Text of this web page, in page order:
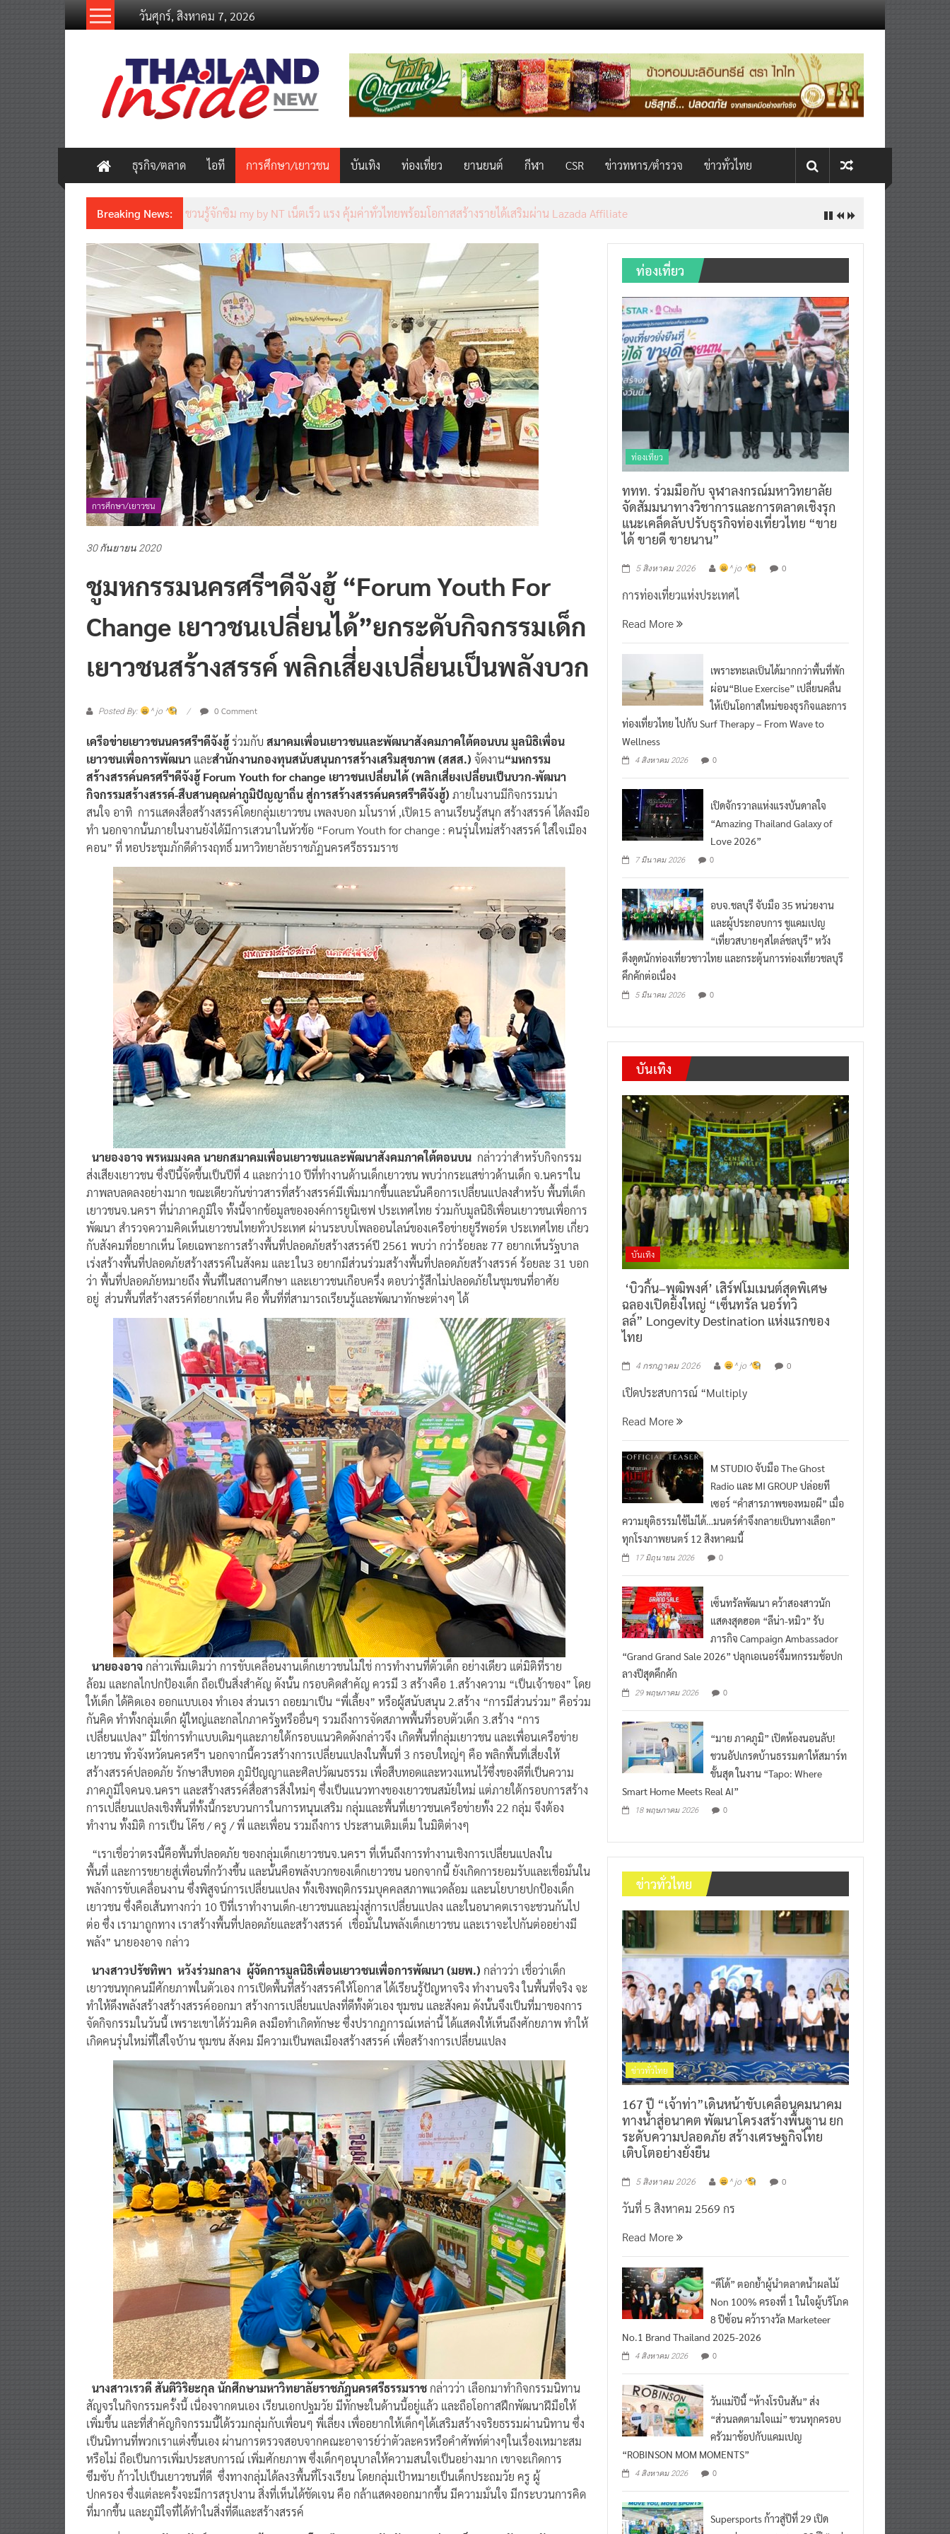
วันศุกร์, สิงหาคม 7, 2026
thailandinsidenew.com
Thailand
Inside
New
ธุรกิจ/ตลาด ไอที การศึกษา/เยาวชน บันเทิง ท่องเที่ยว ยานยนต์ กีฬา CSR ข่าวทหาร/ตำรวจ ข่าวทั่วไทย
Breaking News:
Thailand LAB INTERNATIONAL 2026 ผนึก Bio+HealthTech INTERNATIONAL และ FutureCHEM INTERNATIONAL เปิดเวที AI ขับ
การศึกษา/เยาวชน
ชูมหกรรมนครศรีฯดีจังฮู้ “Forum Youth For
Change เยาวชนเปลี่ยนได้”ยกระดับกิจกรรมเด็ก
เยาวชนสร้างสรรค์ พลิกเสี่ยงเปลี่ยนเป็นพลังบวก
เครือข่ายเยาวชนนครศรีฯดีจังฮู้ร่วมกับ
สมาคมเพื่อนเยาวชนและพัฒนาสังคมภาคใต้ตอนบน มูลนิธิเพื่อน
เยาวชนเพื่อการพัฒนา และ สำนักงานกองทุนสนับสนุนการสร้างเสริมสุขภาพ (สสส.)จัดงาน “มหกรรม
สร้างสรรค์นครศรีฯดีจังฮู้ Forum Youth for change เยาวชนเปลี่ยนได้ (พลิกเสี่ยงเปลี่ยนเป็นบวก-พัฒนา
กิจกรรมสร้างสรรค์-สืบสานคุณค่าภูมิปัญญาถิ่น สู่การสร้างสรรค์นครศรีฯดีจังฮู้)
ภายในงานมีกิจกรรมน่า
สนใจ อาทิ การแสดงสื่อสร้างสรรค์โดยกลุ่มเยาวชน เพลงบอก มโนราห์ ,เปิด15 ลานเรียนรู้สนุก สร้างสรรค์ ได้ลงมือ
ทำ นอกจากนั้นภายในงานยังได้มีการเสวนาในหัวข้อ “Forum Youth for change : คนรุ่นใหม่สร้างสรรค์ ใส่ใจเมือง
คอน” ที่ หอประชุมภักดีดำรงฤทธิ์ มหาวิทยาลัยราชภัฏนครศรีธรรมราช
นายองอาจ พรหมมงคล นายกสมาคมเพื่อนเยาวชนและพัฒนาสังคมภาคใต้ตอนบน
กล่าวว่าสำหรับกิจกรรม
ส่งเสียงเยาวชน ซึ่งปีนี้จัดขึ้นเป็นปีที่ 4 และกว่า10 ปีที่ทำงานด้านเด็กเยาวชน พบว่ากระแสข่าวด้านเด็ก จ.นครฯใน
ภาพลบลดลงอย่างมาก ขณะเดียวกันข่าวสารที่สร้างสรรค์มีเพิ่มมากขึ้นและนั่นคือการเปลี่ยนแปลงสำหรับ พื้นที่เด็ก
เยาวชนจ.นครฯ ที่น่าภาคภูมิใจ ทั้งนี้จากข้อมูลขององค์การยูนิเซฟ ประเทศไทย ร่วมกับมูลนิธิเพื่อนเยาวชนเพื่อการ
พัฒนา สำรวจความคิดเห็นเยาวชนไทยทั่วประเทศ ผ่านระบบโพลออนไลน์ของเครือข่ายยูรีพอร์ต ประเทศไทย เกี่ยว
กับสังคมที่อยากเห็น โดยเฉพาะการสร้างพื้นที่ปลอดภัยสร้างสรรค์ปี 2561 พบว่า กว่าร้อยละ 77 อยากเห็นรัฐบาล
เร่งสร้างพื้นที่ปลอดภัยสร้างสรรค์ในสังคม และ1ใน3 อยากมีส่วนร่วมสร้างพื้นที่ปลอดภัยสร้างสรรค์ ร้อยละ 31 บอก
ว่า พื้นที่ปลอดภัยหมายถึง พื้นที่ในสถานศึกษา และเยาวชนเกือบครึ่ง ตอบว่ารู้สึกไม่ปลอดภัยในชุมชนที่อาศัย
อยู่ ส่วนพื้นที่สร้างสรรค์ที่อยากเห็น คือ พื้นที่ที่สามารถเรียนรู้และพัฒนาทักษะต่างๆ ได้
นายองอาจ กล่าวเพิ่มเติมว่า การขับเคลื่อนงานเด็กเยาวชนไม่ใช่ การทำงานที่ตัวเด็ก อย่างเดียว แต่มิติที่ราย
ล้อม และกลไกปกป้องเด็ก ถือเป็นสิ่งสำคัญ ดังนั้น กรอบคิดสำคัญ ควรมี 3 สร้างคือ 1.สร้างความ “เป็นเจ้าของ” โดย
ให้เด็ก ได้คิดเอง ออกแบบเอง ทำเอง ส่วนเรา ถอยมาเป็น “พี่เลี้ยง” หรือผู้สนับสนุน 2.สร้าง “การมีส่วนร่วม” คือร่วม
กันคิด ทำทั้งกลุ่มเด็ก ผู้ใหญ่และกลไกภาครัฐหรืออื่นๆ รวมถึงการจัดสภาพพื้นที่รอบตัวเด็ก 3.สร้าง “การ
เปลี่ยนแปลง” มิใช่การทำแบบเดิมๆและภายใต้กรอบแนวคิดดังกล่าวจึง เกิดพื้นที่กลุ่มเยาวชน และเพื่อนเครือข่าย
เยาวชน ทั่วจังหวัดนครศรีฯ นอกจากนี้ควรสร้างการเปลี่ยนแปลงในพื้นที่ 3 กรอบใหญ่ๆ คือ พลิกพื้นที่เสี่ยงให้
สร้างสรรค์ปลอดภัย รักษาสืบทอด ภูมิปัญญาและศิลปวัฒนธรรม เพื่อสืบทอดและหวงแหนไว้ซึ่งของดีที่เป็นความ
ภาคภูมิใจคนจ.นครฯ และสร้างสรรค์สื่อสารสิ่งใหม่ๆ ซึ่งเป็นแนวทางของเยาวชนสมัยใหม่ แต่ภายใต้กรอบการสร้าง
การเปลี่ยนแปลงเชิงพื้นที่ทั้งนี้กระบวนการในการหนุนเสริม กลุ่มและพื้นที่เยาวชนเครือข่ายทั้ง 22 กลุ่ม จึงต้อง
ทำงาน ทั้งมิติ การเป็น โค๊ช / ครู / พี่ และเพื่อน รวมถึงการ ประสานเติมเต็ม ในมิติต่างๆ
“เราเชื่อว่าตรงนี้คือพื้นที่ปลอดภัย ของกลุ่มเด็กเยาวชนจ.นครฯ ที่เห็นถึงการทำงานเชิงการเปลี่ยนแปลงใน
พื้นที่ และการขยายสู่เพื่อนที่กว้างขึ้น และนั้นคือพลังบวกของเด็กเยาวชน นอกจากนี้ ยังเกิดการยอมรับและเชื่อมั่นใน
พลังการขับเคลื่อนงาน ซึ่งพิสูจน์การเปลี่ยนแปลง ทั้งเชิงพฤติกรรมบุคคลสภาพแวดล้อม และนโยบายปกป้องเด็ก
เยาวชน ซึ่งคือเส้นทางกว่า 10 ปีที่เราทำงานเด็ก-เยาวชนและมุ่งสู่การเปลี่ยนแปลง และในอนาคตเราจะชวนกันไป
ต่อ ซึ่ง เรามาถูกทาง เราสร้างพื้นที่ปลอดภัยและสร้างสรรค์ เชื่อมั่นในพลังเด็กเยาวชน และเราจะไปกันต่ออย่างมี
นางสาวปรัชทิพา หวังร่วมกลาง ผู้จัดการมูลนิธิเพื่อนเยาวชนเพื่อการพัฒนา (มยพ.) กล่าวว่า เชื่อว่าเด็ก
เยาวชนทุกคนมีศักยภาพในตัวเอง การเปิดพื้นที่สร้างสรรค์ให้โอกาส ได้เรียนรู้ปัญหาจริง ทำงานจริง ในพื้นที่จริง จะ
ทำให้ดึงพลังสร้างสร้างสรรค์ออกมา สร้างการเปลี่ยนแปลงที่ดีทั้งตัวเอง ชุมชน และสังคม ดังนั้นจึงเป็นที่มาของการ
จัดกิจกรรมในวันนี้ เพราะเขาได้ร่วมคิด ลงมือทำเกิดทักษะ ซึ่งปรากฎการณ์เหล่านี้ ได้แสดงให้เห็นถึงศักยภาพ ทำให้
เกิดคนรุ่นใหม่ที่ใส่ใจบ้าน ชุมชน สังคม มีความเป็นพลเมืองสร้างสรรค์ เพื่อสร้างการเปลี่ยนแปลง
นางสาวเรวดี สันติวิริยะกุล นักศึกษามหาวิทยาลัยราชภัฎนครศรีธรรมราชกล่าวว่า เลือกมาทำกิจกรรมนิทาน
สัญจรในกิจกรรมครั้งนี้ เนื่องจากตนเอง เรียนเอกปฐมวัย มีทักษะในด้านนี้อยู่แล้ว และถือโอกาสฝึกพัฒนาฝีมือให้
เพิ่มขึ้น และที่สำคัญกิจกรรมนี้ได้รวมกลุ่มกับเพื่อนๆ พี่เลี่ยง เพื่ออยากให้เด็กๆได้เสริมสร้างจริยธรรมผ่านนิทาน ซึ่ง
เป็นนิทานที่พวกเราแต่งขึ้นเอง ผ่านการตรวจสอบจากคณะอาจารย์ว่าตัวละครหรือคำศัพท์ต่างๆในเรื่องเหมาะสม
หรือไม่ ถือเป็นการเพิ่มประสบการณ์ เพิ่มศักยภาพ ซึ่งเด็กๆอนุบาลให้ความสนใจเป็นอย่างมาก เขาจะเกิดการ
ซึมซับ ก้าวไปเป็นเยาวชนที่ดี ซึ่งทางกลุ่มได้ลง3พื้นที่โรงเรียน โดยกลุ่มเป้าหมายเป็นเด็กประถมวัย ครู ผู้
ปกครอง ซึ่งแต่ละครั้งจะมีการสรุปงาน สิ่งที่เห็นได้ชัดเจน คือ กล้าแสดงออกมากขึ้น มีความมั่นใจ มีกระบวนการคิด
ที่มากขึ้น และภูมิใจที่ได้ทำในสิ่งที่ดีและสร้างสรรค์
ท่องเที่ยว
ท่องเที่ยว
ททท. ร่วมมือกับ จุฬาลงกรณ์มหาวิทยาลัย
จัดสัมมนาทางวิชาการและการตลาดเชิงรุก
แนะเคล็ดลับปรับธุรกิจท่องเที่ยวไทย “ขาย
ได้ ขายดี ขายนาน”
เพราะทะเลเป็นได้มากกว่าพื้นที่พัก
ผ่อน“Blue Exercise” เปลี่ยนคลื่น
ให้เป็นโอกาสใหม่ของธุรกิจและการ
ท่องเที่ยวไทย ไปกับ Surf Therapy – From Wave to
“Amazing Thailand Galaxy of
อบจ.ชลบุรี จับมือ 35 หน่วยงาน
และผู้ประกอบการ ชูแคมเปญ
“เที่ยวสบายๆสไตล์ชลบุรี” หวัง
ดึงดูดนักท่องเที่ยวชาวไทย และกระตุ้นการท่องเที่ยวชลบุรี
บันเทิง
บันเทิง
‘บิวกิ้น–พุฒิพงศ์’ เสิร์ฟโมเมนต์สุดพิเศษ
ฉลองเปิดยิ่งใหญ่ “เซ็นทรัล นอร์ทวิ
ลล์” Longevity Destination แห่งแรกของ
ไทย
เปิดประสบการณ์ “Multiply
M STUDIO จับมือ The Ghost
Radio และ MI GROUP ปล่อยที
เซอร์ “คำสารภาพของหมอผี” เมื่อ
ความยุติธรรมใช้ไม่ได้…มนตร์ดำจึงกลายเป็นทางเลือก”
ทุกโรงภาพยนตร์ 12 สิงหาคมนี้
เซ็นทรัลพัฒนา คว้าสองสาวนัก
แสดงสุดฮอต “ลีน่า-หมิว” รับ
ภารกิจ Campaign Ambassador
“Grand Grand Sale 2026” ปลุกเอเนอร์จี้มหกรรมช้อปก
ลางปีสุดคึกคัก
“มาย ภาคภูมิ” เปิดห้องนอนลับ!
ชวนอัปเกรดบ้านธรรมดาให้สมาร์ท
ขั้นสุด ในงาน “Tapo: Where
ข่าวทั่วไทย
ข่าวทั่วไทย
167 ปี “เจ้าท่า”เดินหน้าขับเคลื่อนคมนาคม
ทางน้ำสู่อนาคต พัฒนาโครงสร้างพื้นฐาน ยก
ระดับความปลอดภัย สร้างเศรษฐกิจไทย
เติบโตอย่างยั่งยืน
“ดีโด้” ตอกย้ำผู้นำตลาดน้ำผลไม้
Non 100% ครองที่ 1 ในใจผู้บริโภค
วันแม่ปีนี้ “ห้างโรบินสัน” ส่ง
“ส่วนลดตามใจแม่” ชวนทุกครอบ
ครัวมาช้อปกับแคมเปญ
Supersports ก้าวสู่ปีที่ 29 เปิด